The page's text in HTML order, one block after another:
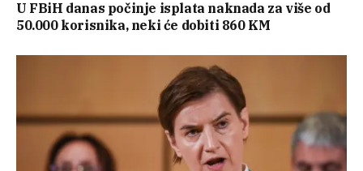
U FBiH danas počinje isplata naknada za više od
50.000 korisnika, neki će dobiti 860 KM